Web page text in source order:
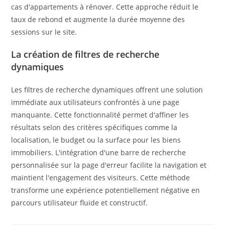
cas d'appartements à rénover. Cette approche réduit le
taux de rebond et augmente la durée moyenne des
sessions sur le site.
La création de filtres de recherche
dynamiques
Les filtres de recherche dynamiques offrent une solution
immédiate aux utilisateurs confrontés à une page
manquante. Cette fonctionnalité permet d'affiner les
résultats selon des critères spécifiques comme la
localisation, le budget ou la surface pour les biens
immobiliers. L'intégration d'une barre de recherche
personnalisée sur la page d'erreur facilite la navigation et
maintient l'engagement des visiteurs. Cette méthode
transforme une expérience potentiellement négative en
parcours utilisateur fluide et constructif.